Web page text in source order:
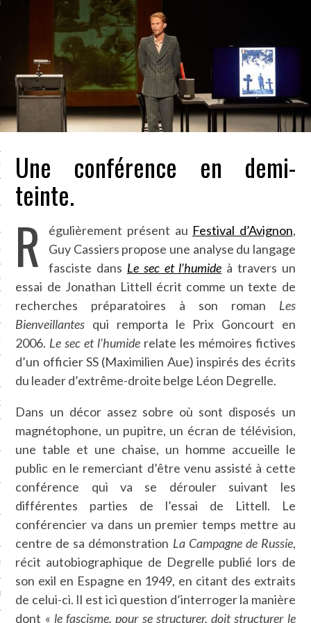
GUERRE
EN VOD
Une conférence en demi-
teinte.
R égulièrement présent au Festival d’Avignon,
Guy Cassiers propose une analyse du langage
fasciste dans Le sec et l’humide à travers un
essai de Jonathan Littell écrit comme un texte de
recherches préparatoires à son roman Les
Bienveillantes qui remporta le Prix Goncourt en
2006. Le sec et l’humide relate les mémoires fictives
d’un officier SS (Maximilien Aue) inspirés des écrits
du leader d’extrême-droite belge Léon Degrelle.
Dans un décor assez sobre où sont disposés un
magnétophone, un pupitre, un écran de télévision,
une table et une chaise, un homme accueille le
public en le remerciant d’être venu assisté à cette
conférence qui va se dérouler suivant les
différentes parties de l’essai de Littell. Le
conférencier va dans un premier temps mettre au
centre de sa démonstration La Campagne de Russie,
récit autobiographique de Degrelle publié lors de
son exil en Espagne en 1949, en citant des extraits
de celui-ci. Il est ici question d’interroger la manière
dont « le fascisme, pour se structurer, doit structurer le